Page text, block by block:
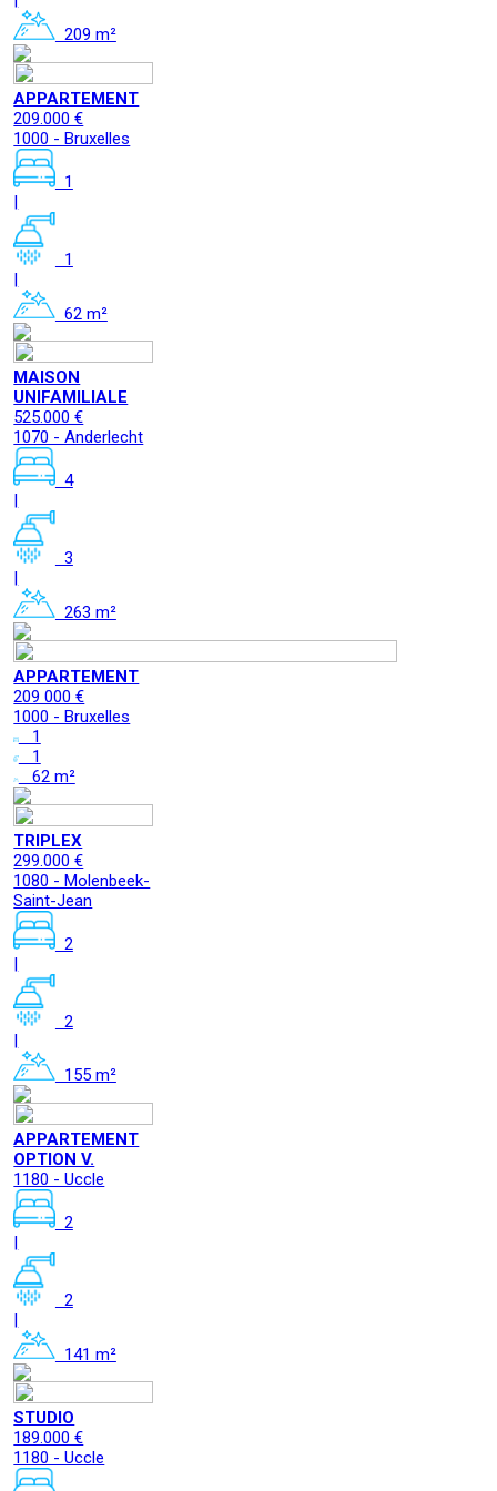
209 m²
APPARTEMENT
209.000 €
1000 - Bruxelles
1
|
1
|
62 m²
MAISON
UNIFAMILIALE
525.000 €
1070 - Anderlecht
4
|
3
|
263 m²
APPARTEMENT
209 000 €
1000 - Bruxelles
1
1
62 m²
TRIPLEX
299.000 €
1080 - Molenbeek-
Saint-Jean
2
|
2
|
155 m²
APPARTEMENT
OPTION V.
1180 - Uccle
2
|
2
|
141 m²
STUDIO
189.000 €
1180 - Uccle